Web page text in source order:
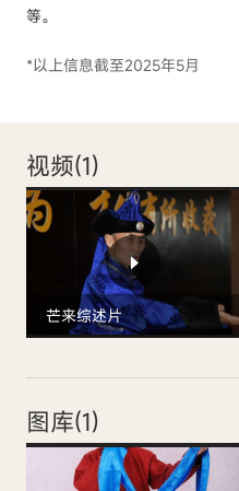
等。
*以上信息截至2025年5月
视频(1)
芒来综述片
图库(1)